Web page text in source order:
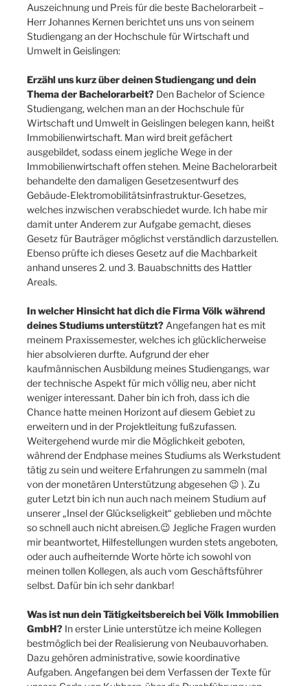
Auszeichnung und Preis für die beste Bachelorarbeit –
Herr Johannes Kernen berichtet uns uns von seinem
Studiengang an der Hochschule für Wirtschaft und
Umwelt in Geislingen:
Erzähl uns kurz über deinen Studiengang und dein
Thema der Bachelorarbeit? Den Bachelor of Science
Studiengang, welchen man an der Hochschule für
Wirtschaft und Umwelt in Geislingen belegen kann, heißt
Immobilienwirtschaft. Man wird breit gefächert
ausgebildet, sodass einem jegliche Wege in der
Immobilienwirtschaft offen stehen. Meine Bachelorarbeit
behandelte den damaligen Gesetzesentwurf des
Gebäude-Elektromobilitätsinfrastruktur-Gesetzes,
welches inzwischen verabschiedet wurde. Ich habe mir
damit unter Anderem zur Aufgabe gemacht, dieses
Gesetz für Bauträger möglichst verständlich darzustellen.
Ebenso prüfte ich dieses Gesetz auf die Machbarkeit
anhand unseres 2. und 3. Bauabschnitts des Hattler
Areals.
In welcher Hinsicht hat dich die Firma Völk während
deines Studiums unterstützt? Angefangen hat es mit
meinem Praxissemester, welches ich glücklicherweise
hier absolvieren durfte. Aufgrund der eher
kaufmännischen Ausbildung meines Studiengangs, war
der technische Aspekt für mich völlig neu, aber nicht
weniger interessant. Daher bin ich froh, dass ich die
Chance hatte meinen Horizont auf diesem Gebiet zu
erweitern und in der Projektleitung fußzufassen.
Weitergehend wurde mir die Möglichkeit geboten,
während der Endphase meines Studiums als Werkstudent
tätig zu sein und weitere Erfahrungen zu sammeln (mal
von der monetären Unterstützung abgesehen 😉 ). Zu
guter Letzt bin ich nun auch nach meinem Studium auf
unserer „Insel der Glückseligkeit“ geblieben und möchte
so schnell auch nicht abreisen.😉 Jegliche Fragen wurden
mir beantwortet, Hilfestellungen wurden stets angeboten,
oder auch aufheiternde Worte hörte ich sowohl von
meinen tollen Kollegen, als auch vom Geschäftsführer
selbst. Dafür bin ich sehr dankbar!
Was ist nun dein Tätigkeitsbereich bei Völk Immobilien
GmbH? In erster Linie unterstütze ich meine Kollegen
bestmöglich bei der Realisierung von Neubauvorhaben.
Dazu gehören administrative, sowie koordinative
Aufgaben. Angefangen bei dem Verfassen der Texte für